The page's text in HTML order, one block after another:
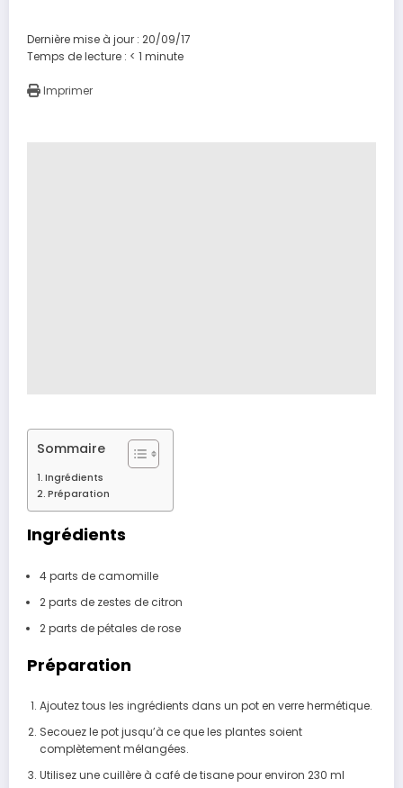
Dernière mise à jour : 20/09/17
Temps de lecture : < 1 minute
Imprimer
Sommaire
Ingrédients
Préparation
Ingrédients
4 parts de camomille
2 parts de zestes de citron
2 parts de pétales de rose
Préparation
Ajoutez tous les ingrédients dans un pot en verre hermétique.
Secouez le pot jusqu’à ce que les plantes soient
complètement mélangées.
Utilisez une cuillère à café de tisane pour environ 230 ml